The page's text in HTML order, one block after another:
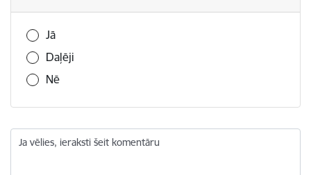
Vai šī informācija bija noderīga?
Jā
Daļēji
Nē
Ja vēlies, ieraksti šeit komentāru